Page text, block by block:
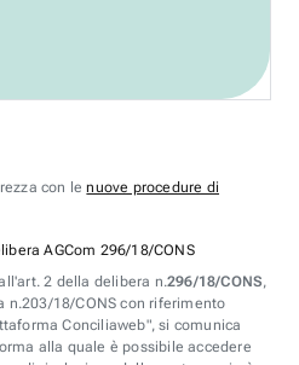
con lenuove procedure di
AGCom 296/18/CONS
2 della delibera n.296/18/CONS,
n.203/18/CONS con riferimento
Conciliaweb", si comunica
alla quale è possibile accedere